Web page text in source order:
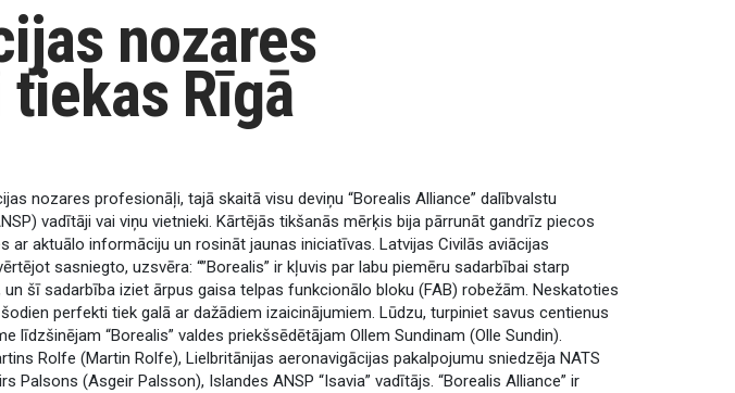
nozares
Rīgā
nozares profesionāļi, tajā skaitā visu deviņu “Borealis Alliance” dalībvalstu
vadītāji vai viņu vietnieki. Kārtējās tikšanās mērķis bija pārrunāt gandrīz piecos
ar aktuālo informāciju un rosināt jaunas iniciatīvas. Latvijas Civilās aviācijas
sasniegto, uzsvēra: “”Borealis” ir kļuvis par labu piemēru sadarbībai starp
šī sadarbība iziet ārpus gaisa telpas funkcionālo bloku (FAB) robežām. Neskatoties
perfekti tiek galā ar dažādiem izaicinājumiem. Lūdzu, turpiniet savus centienus
līdzšinējam “Borealis” valdes priekšsēdētājam Ollem Sundinam (Olle Sundin).
Rolfe (Martin Rolfe), Lielbritānijas aeronavigācijas pakalpojumu sniedzēja NATS
Palsons (Asgeir Palsson), Islandes ANSP “Isavia” vadītājs. “Borealis Alliance” ir